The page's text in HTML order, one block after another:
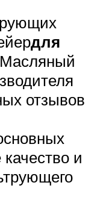
для
отзывов
и